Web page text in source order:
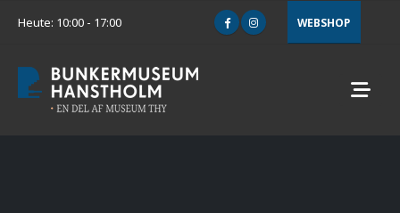
Heute: 10:00 - 17:00 WEBSHOP